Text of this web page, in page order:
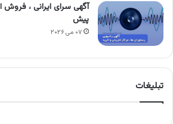
آگهی سرای ایرانی ،
پیش
۰۷ می ۲۰۲۶
تبلیغات